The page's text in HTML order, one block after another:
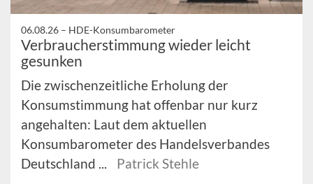
06.08.26 – HDE-Konsumbarometer
Verbraucherstimmung wieder leicht
gesunken
Die zwischenzeitliche Erholung der
Konsumstimmung hat offenbar nur kurz
angehalten: Laut dem aktuellen
Konsumbarometer des Handelsverbandes
Deutschland ...
Patrick Stehle